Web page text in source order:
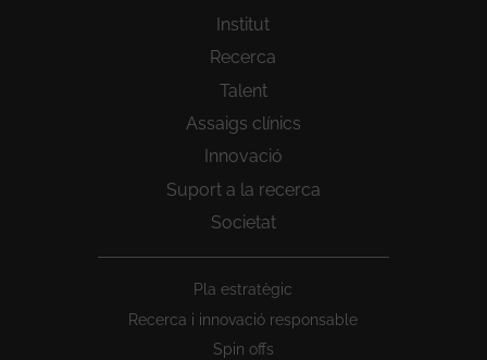
Institut
Recerca
Talent
Assaigs clínics
Innovació
Suport a la recerca
Societat
Pla estratègic
Recerca i innovació responsable
Spin offs